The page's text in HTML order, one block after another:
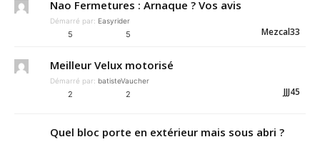
Nao Fermetures : Arnaque ? Vos avis
Démarré par: Easyrider
5 5 Mezcal33
Meilleur Velux motorisé
Démarré par: batisteVaucher
2 2 JJJ45
Quel bloc porte en extérieur mais sous abri ?